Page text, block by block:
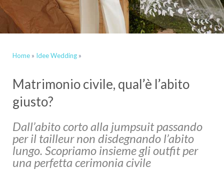
Home » Idee Wedding »
Matrimonio civile, qual’è l’abito
giusto?
Dall’abito corto alla jumpsuit passando
per il tailleur non disdegnando l’abito
lungo. Scopriamo insieme gli outfit per
una perfetta cerimonia civile